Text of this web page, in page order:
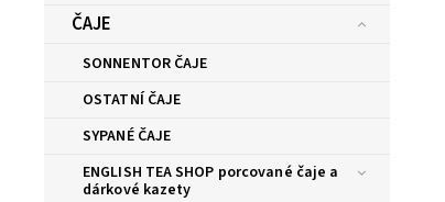
ČAJE
SONNENTOR ČAJE
OSTATNÍ ČAJE
SYPANÉ ČAJE
ENGLISH TEA SHOP porcované čaje a
dárkové kazety